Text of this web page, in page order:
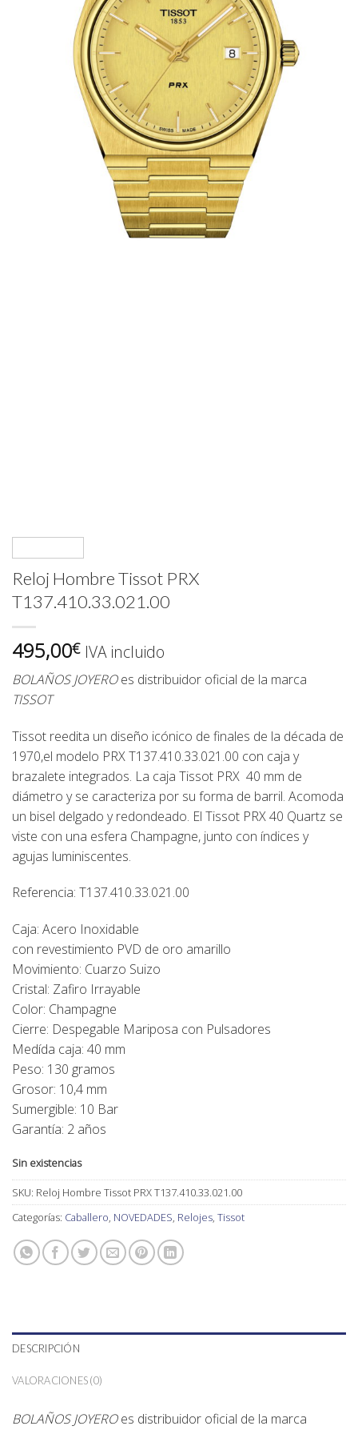
Reloj Hombre Tissot PRX
T137.410.33.021.00
495,00€ IVA incluido
BOLAÑOS JOYEROes distribuidor oficial de la marca
TISSOT
Tissot reedita un diseño icónico de finales de la década de
1970,el modelo PRX T137.410.33.021.00 con caja y
brazalete integrados. La caja Tissot PRX 40 mm de
diámetro y se caracteriza por su forma de barril. Acomoda
un bisel delgado y redondeado. El Tissot PRX 40 Quartz se
viste con una esfera Champagne, junto con índices y
agujas luminiscentes.
Referencia: T137.410.33.021.00
Caja: Acero Inoxidable
con revestimiento PVD de oro amarillo
Movimiento: Cuarzo Suizo
Cristal: Zafiro Irrayable
Color: Champagne
Cierre: Despegable Mariposa con Pulsadores
Medída caja: 40 mm
Peso: 130 gramos
Grosor: 10,4 mm
Sumergible: 10 Bar
Garantía: 2 años
Sin existencias
SKU: Reloj Hombre Tissot PRX T137.410.33.021.00
Categorías: Caballero, NOVEDADES, Relojes, Tissot
DESCRIPCIÓN
VALORACIONES (0)
BOLAÑOS JOYEROes distribuidor oficial de la marca